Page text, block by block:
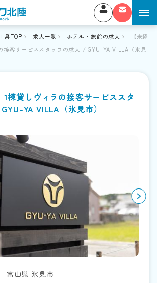
県TOP 求人一覧 ホテル・旅館の求人
【未経
接客サービススタッフの求人 / GYU-YA VILLA（氷見
1棟貸しヴィラの接客サービススタ
YA VILLA（氷見市）
富山県 氷見市